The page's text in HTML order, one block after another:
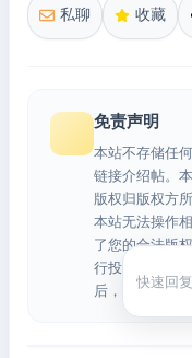
私聊 收藏
免责声明
本站不存储任
链接介绍帖。
版权归版权方
本站无法操作
了您的合法版
行投诉，我们
后，立即删除
快捷回